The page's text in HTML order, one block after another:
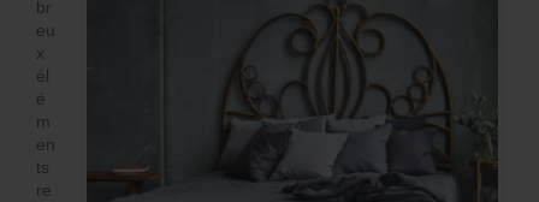
br
eu
x
él
é
m
en
ts
re